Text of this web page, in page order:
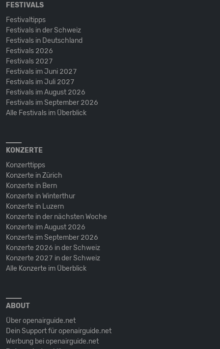
FESTIVALS
Festivaltipps
Festivals in der Schweiz
Festivals in Deutschland
Festivals 2026
Festivals 2027
Festivals im Juni 2027
Festivals im Juli 2027
Festivals im August 2026
Festivals im September 2026
Alle Festivals im Überblick
KONZERTE
Konzerttipps
Konzerte in Zürich
Konzerte in Bern
Konzerte in Winterthur
Konzerte in Luzern
Konzerte in der nächsten Woche
Konzerte im August 2026
Konzerte im September 2026
Konzerte 2026 in der Schweiz
Konzerte 2027 in der Schweiz
Alle Konzerte im Überblick
ABOUT
Über openairguide.net
Dein Support für openairguide.net
Werbung bei openairguide.net